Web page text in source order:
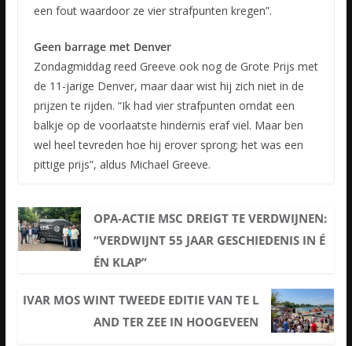
een fout waardoor ze vier strafpunten kregen”.
Geen barrage met Denver
Zondagmiddag reed Greeve ook nog de Grote Prijs met
de 11-jarige Denver, maar daar wist hij zich niet in de
prijzen te rijden. “Ik had vier strafpunten omdat een
balkje op de voorlaatste hindernis eraf viel. Maar ben
wel heel tevreden hoe hij erover sprong; het was een
pittige prijs”, aldus Michael Greeve.
OPA-ACTIE MSC DREIGT TE VERDWIJNEN:
“VERDWIJNT 55 JAAR GESCHIEDENIS IN É
ÉN KLAP”
IVAR MOS WINT TWEEDE EDITIE VAN TE L
AND TER ZEE IN HOOGEVEEN